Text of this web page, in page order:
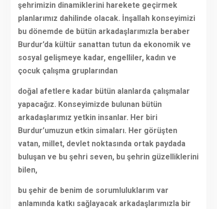
şehrimizin dinamiklerini harekete geçirmek
planlarımız dahilinde olacak. İnşallah konseyimizi
bu dönemde de bütün arkadaşlarımızla beraber
Burdur’da kültür sanattan tutun da ekonomik ve
sosyal gelişmeye kadar, engelliler, kadın ve
çocuk çalışma gruplarından
doğal afetlere kadar bütün alanlarda çalışmalar
yapacağız. Konseyimizde bulunan bütün
arkadaşlarımız yetkin insanlar. Her biri
Burdur’umuzun etkin simaları. Her görüşten
vatan, millet, devlet noktasında ortak paydada
buluşan ve bu şehri seven, bu şehrin güzelliklerini
bilen,
bu şehir de benim de sorumluluklarım var
anlamında katkı sağlayacak arkadaşlarımızla bir